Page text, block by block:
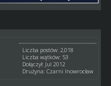
Liczba postów: 2,018
Liczba wątków: 53
Dołączył: Jul 2012
Drużyna: Czarni Inowrocław